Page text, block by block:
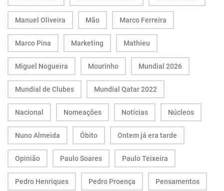
Manuel Oliveira Mão Marco Ferreira
Marco Pina Marketing Mathieu
Miguel Nogueira Mourinho Mundial 2026
Mundial de Clubes Mundial Qatar 2022
Nacional Nomeações Notícias Núcleos
Nuno Almeida Óbito Ontem já era tarde
Opinião Paulo Soares Paulo Teixeira
Pedro Henriques Pedro Proença Pensamentos